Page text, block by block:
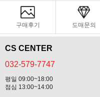
구매후기 도매문의
CS CENTER
032-579-7747
평일 09:00~18:00
점심 13:00~14:00